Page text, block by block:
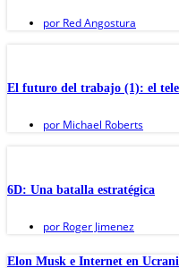
por Red Angostura
El futuro del trabajo (1): el
por Michael Roberts
6D: Una batalla estratégica
por Roger Jimenez
Elon Musk e Internet en